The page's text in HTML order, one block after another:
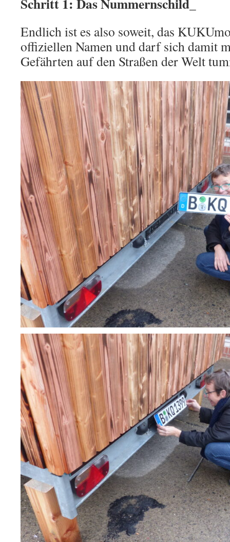
Endlich ist es also soweit, das
offiziellen Namen und darf sich damit
Gefährten auf den Straßen der Welt